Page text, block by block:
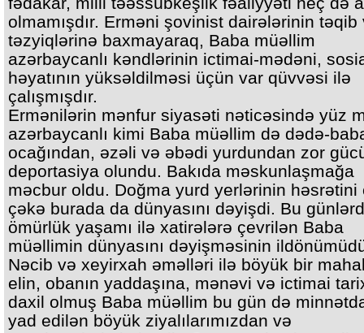
olmamışdır. Erməni şovinist dairələrinin təqib
təzyiqlərinə baxmayaraq, Baba müəllim
azərbaycanlı kəndlərinin ictimai-mədəni,
həyatının yüksəldilməsi üçün var qüvvəsi ilə
çalışmışdır.
Ermənilərin mənfur siyasəti nəticəsində yüz
azərbaycanlı kimi Baba müəllim də dədə-
ocağından, əzəli və əbədi yurdundan zor
deportasiya olundu. Bakıda məskunlaşmağa
məcbur oldu. Doğma yurd yerlərinin həsrətini
çəkə burada da dünyasını dəyişdi. Bu
ömürlük yaşamı ilə xatirələrə çevrilən Baba
müəllimin dünyasını dəyişməsinin
Nəcib və xeyirxah əməlləri ilə böyük bir
elin, obanın yaddaşına, mənəvi və ictimai
daxil olmuş Baba müəllim bu gün də
yad edilən böyük ziyalılarımızdan və